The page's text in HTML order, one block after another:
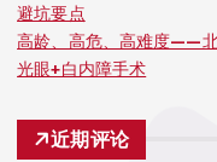
避坑要点
高龄、高危、高难度——
光眼+白内障手术
近期评论